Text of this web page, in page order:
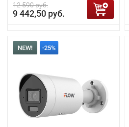
12 590 руб.
9 442,50 руб.
NEW! -25%